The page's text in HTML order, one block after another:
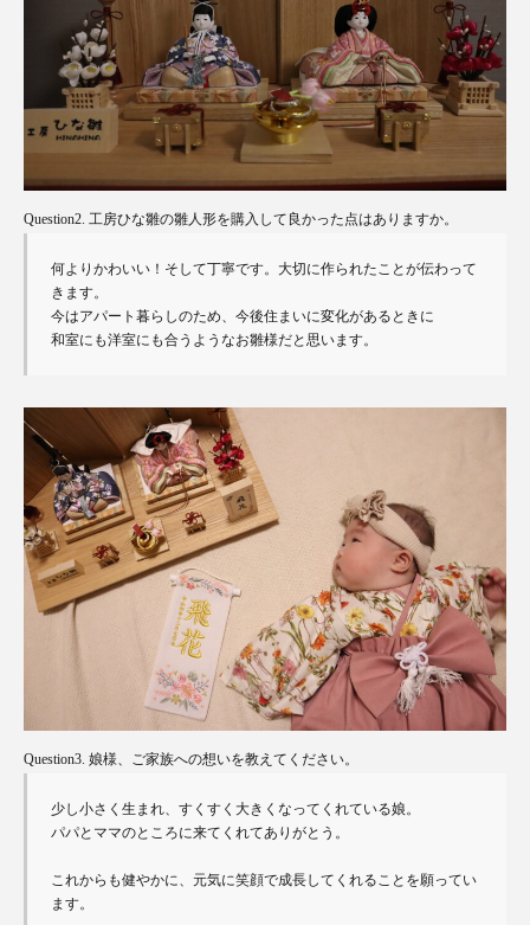
Question2. 工房ひな雛の雛人形を購入して良かった点はありますか。
何よりかわいい！そして丁寧です。大切に作られたことが伝わって
きます。
今はアパート暮らしのため、今後住まいに変化があるときに
和室にも洋室にも合うようなお雛様だと思います。
Question3. 娘様、ご家族への想いを教えてください。
少し小さく生まれ、すくすく大きくなってくれている娘。
パパとママのところに来てくれてありがとう。
これからも健やかに、元気に笑顔で成長してくれることを願ってい
ます。